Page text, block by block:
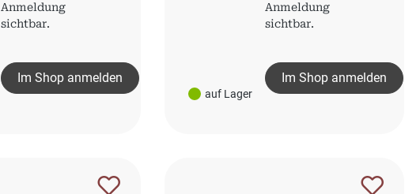
Anmeldung
sichtbar.
Im Shop anmelden
auf Lager
Anmeldung
sichtbar.
Im Shop anmelden